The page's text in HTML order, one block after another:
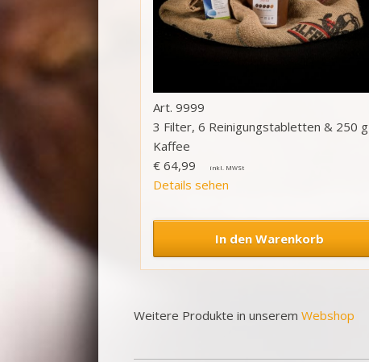
9999
3 Filter, 6 Reinigungstabletten & 250 g
Kaffee
€64,99
Details sehen
Weitere Produkte in unserem Webshop